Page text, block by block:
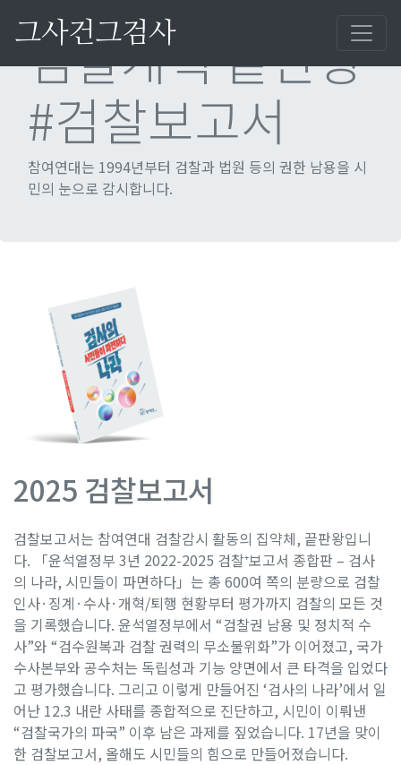
그사건그검사
검찰개혁 끝판왕
#검찰보고서
참여연대는 1994년부터 검찰과 법원 등의 권한 남용을 시
민의 눈으로 감시합니다.
2025 검찰보고서
검찰보고서는 참여연대 검찰감시 활동의 집약체, 끝판왕입니
다. 「윤석열정부 3년 2022-2025 검찰⁺보고서 종합판 – 검사
의 나라, 시민들이 파면하다」는 총 600여 쪽의 분량으로 검찰
인사·징계·수사·개혁/퇴행 현황부터 평가까지 검찰의 모든 것
을 기록했습니다. 윤석열정부에서 “검찰권 남용 및 정치적 수
사”와 “검수원복과 검찰 권력의 무소불위화”가 이어졌고, 국가
수사본부와 공수처는 독립성과 기능 양면에서 큰 타격을 입었다
고 평가했습니다. 그리고 이렇게 만들어진 ‘검사의 나라’에서 일
어난 12.3 내란 사태를 종합적으로 진단하고, 시민이 이뤄낸
“검찰국가의 파국” 이후 남은 과제를 짚었습니다. 17년을 맞이
한 검찰보고서, 올해도 시민들의 힘으로 만들어졌습니다.